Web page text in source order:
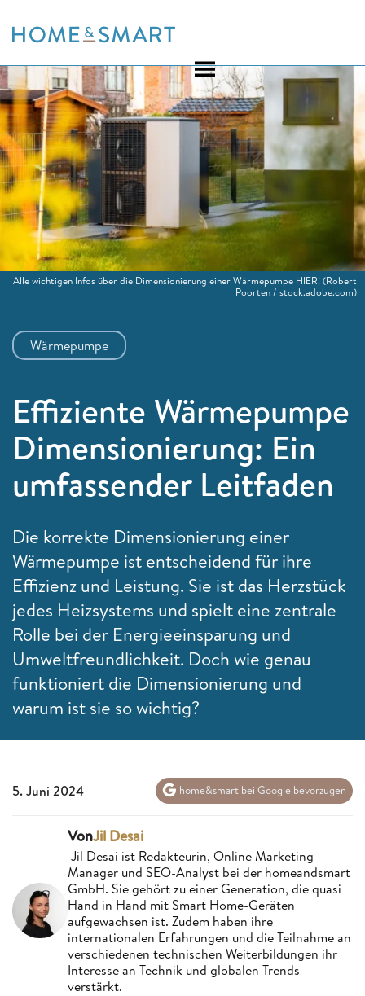
to
Wärmepumpe
Effiziente Wärmepumpe
Dimensionierung: Ein
umfassender Leitfaden
Die korrekte Dimensionierung einer
Wärmepumpe ist entscheidend für ihre
Effizienz und Leistung. Sie ist das Herzstück
jedes Heizsystems und spielt eine zentrale
Rolle bei der Energieeinsparung und
Umweltfreundlichkeit. Doch wie genau
funktioniert die Dimensionierung und
warum ist sie so wichtig?
Alle wichtigen Infos über die Dimensionierung einer Wärmepumpe HIER!(Robert
Poorten / stock.adobe.com)
5. Juni 2024 home&smart bei Google bevorzugen
VonJil Desai
Jil Desai ist Redakteurin, Online Marketing
Manager und SEO-Analyst bei der homeandsmart
GmbH. Sie gehört zu einer Generation, die quasi
Hand in Hand mit Smart Home-Geräten
aufgewachsen ist. Zudem haben ihre
internationalen Erfahrungen und die Teilnahme an
verschiedenen technischen Weiterbildungen ihr
Interesse an Technik und globalen Trends
verstärkt.